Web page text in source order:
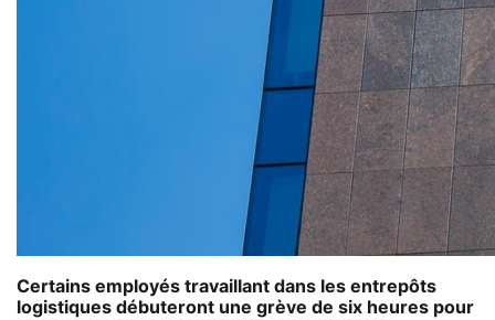
Certains employés travaillant dans les entrepôts
logistiques débuteront une grève de six heures pour